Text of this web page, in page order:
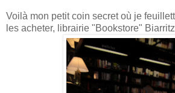
Voilà mon petit coin secret où je
les acheter, librairie "Bookstore"